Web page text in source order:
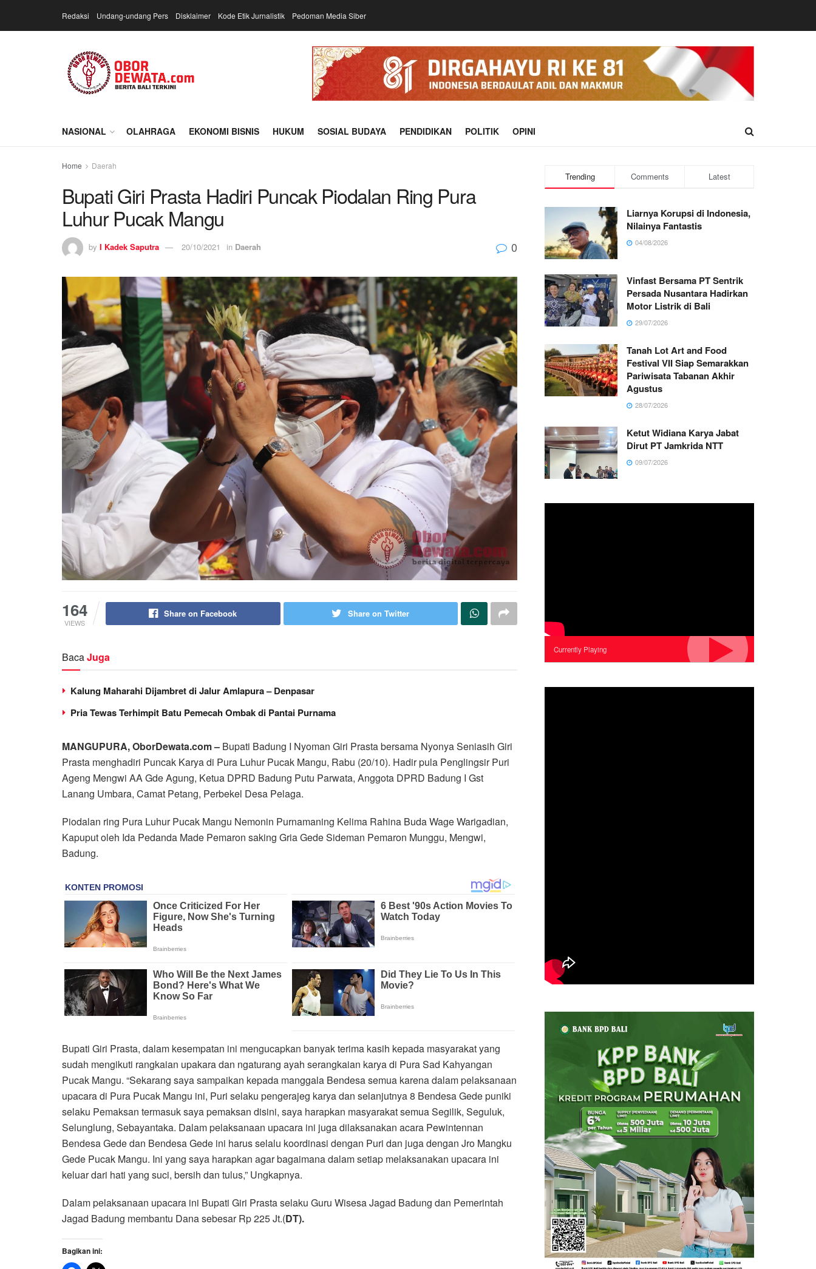
Redaksi Undang-undang Pers Disklaimer Kode Etik Jurnalistik Pedoman Media Siber
NASIONAL OLAHRAGA EKONOMI BISNIS HUKUM SOSIAL BUDAYA PENDIDIKAN POLITIK OPINI
Home Daerah
Bupati Giri Prasta Hadiri Puncak Piodalan Ring Pura
Luhur Pucak Mangu
by I Kadek Saputra 20/10/2021 in Daerah 0
164
VIEWS
Share on Facebook Share on Twitter
BacaJuga
Kalung Maharahi Dijambret di Jalur Amlapura – Denpasar
Pria Tewas Terhimpit Batu Pemecah Ombak di Pantai Purnama
MANGUPURA, OborDewata.com – Bupati Badung I Nyoman Giri Prasta bersama Nyonya Seniasih Giri
Prasta menghadiri Puncak Karya di Pura Luhur Pucak Mangu, Rabu (20/10). Hadir pula Penglingsir Puri
Ageng Mengwi AA Gde Agung, Ketua DPRD Badung Putu Parwata, Anggota DPRD Badung I Gst
Lanang Umbara, Camat Petang, Perbekel Desa Pelaga.
Piodalan ring Pura Luhur Pucak Mangu Nemonin Purnamaning Kelima Rahina Buda Wage Warigadian,
Kapuput oleh Ida Pedanda Made Pemaron saking Gria Gede Sideman Pemaron Munggu, Mengwi,
Badung.
Bupati Giri Prasta, dalam kesempatan ini mengucapkan banyak terima kasih kepada masyarakat yang
sudah mengikuti rangkaian upakara dan ngaturang ayah serangkaian karya di Pura Sad Kahyangan
Pucak Mangu. “Sekarang saya sampaikan kepada manggala Bendesa semua karena dalam pelaksanaan
upacara di Pura Pucak Mangu ini, Puri selaku pengerajeg karya dan selanjutnya 8 Bendesa Gede puniki
selaku Pemaksan termasuk saya pemaksan disini, saya harapkan masyarakat semua Segilik, Seguluk,
Selunglung, Sebayantaka. Dalam pelaksanaan upacara ini juga dilaksanakan acara Pewintennan
Bendesa Gede dan Bendesa Gede ini harus selalu koordinasi dengan Puri dan juga dengan Jro Mangku
Gede Pucak Mangu. Ini yang saya harapkan agar bagaimana dalam setiap melaksanakan upacara ini
keluar dari hati yang suci, bersih dan tulus,” Ungkapnya.
Dalam pelaksanaan upacara ini Bupati Giri Prasta selaku Guru Wisesa Jagad Badung dan Pemerintah
Jagad Badung membantu Dana sebesar Rp 225 Jt.(DT).
Bagikan ini:
Trending Comments Latest
Liarnya Korupsi di Indonesia,
Nilainya Fantastis
04/08/2026
Vinfast Bersama PT Sentrik
Persada Nusantara Hadirkan
Motor Listrik di Bali
29/07/2026
Tanah Lot Art and Food
Festival VII Siap Semarakkan
Pariwisata Tabanan Akhir
Agustus
28/07/2026
Ketut Widiana Karya Jabat
Dirut PT Jamkrida NTT
09/07/2026
Currently Playing